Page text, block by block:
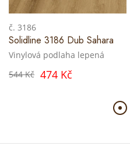
č. 3186
Solidline 3186 Dub Sahara
Vinylová podlaha lepená
544 Kč 474 Kč